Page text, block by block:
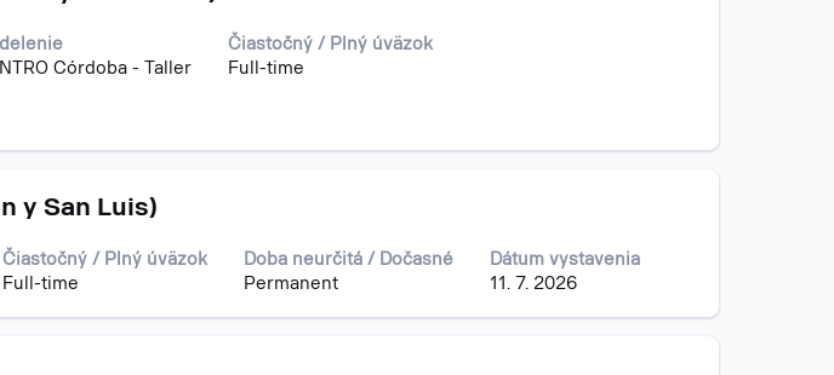
Córdoba - Taller
Čiastočný / Plný úväzok
Full-time
y San Luis)
Čiastočný / Plný úväzok
Full-time
Doba neurčitá / Dočasné
Permanent
Dátum vystavenia
11. 7. 2026